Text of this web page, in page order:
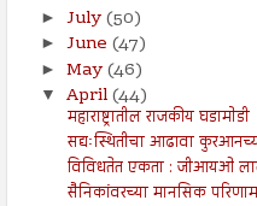
► July(50)
► June (47)
► May(46)
▼ April(44)
महाराष्ट्रातील राजकीय घडामोडी
सद्यःस्थितीचा आढावा
विविधतेत एकता : जीआयओ
सैनिकांवरच्या मानसिक